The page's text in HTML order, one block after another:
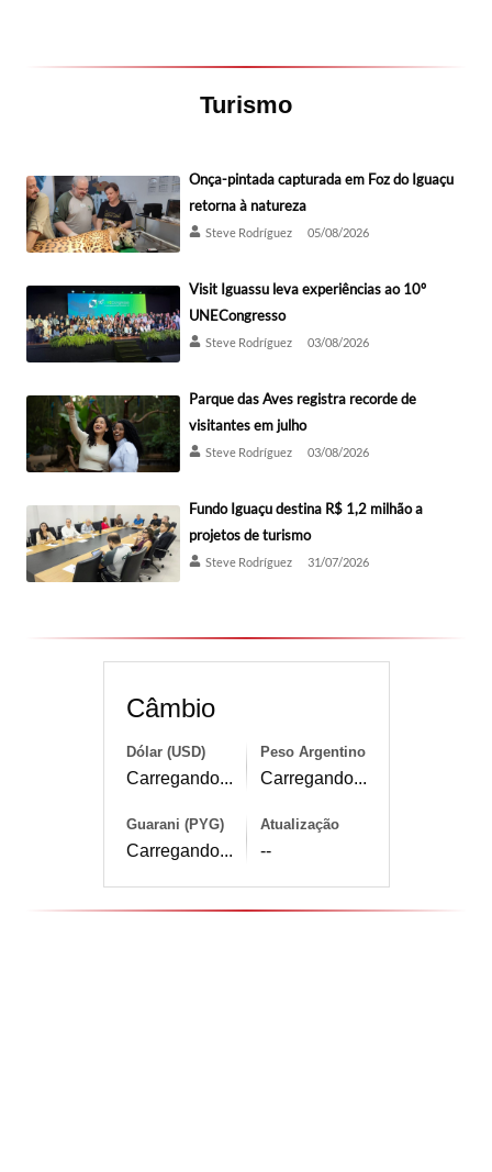
Turismo
Onça-pintada capturada em Foz do Iguaçu
retorna à natureza
Steve Rodríguez 05/08/2026
Visit Iguassu leva experiências ao 10º
UNECongresso
Steve Rodríguez 03/08/2026
Parque das Aves registra recorde de
visitantes em julho
Steve Rodríguez 03/08/2026
Fundo Iguaçu destina R$ 1,2 milhão a
projetos de turismo
Steve Rodríguez 31/07/2026
Câmbio
Dólar (USD)
Carregando...
Peso Argentino
Carregando...
Guarani (PYG)
Carregando...
Atualização
--